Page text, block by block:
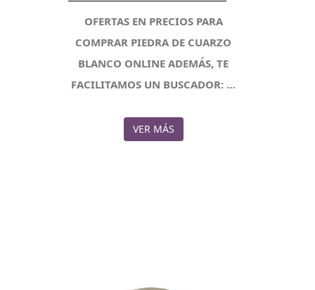
OFERTAS EN PRECIOS PARA
COMPRAR PIEDRA DE CUARZO
BLANCO ONLINE ADEMÁS, TE
FACILITAMOS UN BUSCADOR: …
VER MÁS